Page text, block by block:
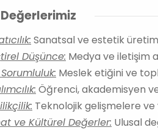
Sanatsal ve estetik
Düşünce: Medya ve iletişim
Meslek etiğini ve
Öğrenci, akademisyen
Teknolojik gelişmelere
ve Kültürel Değerler: Ulusal